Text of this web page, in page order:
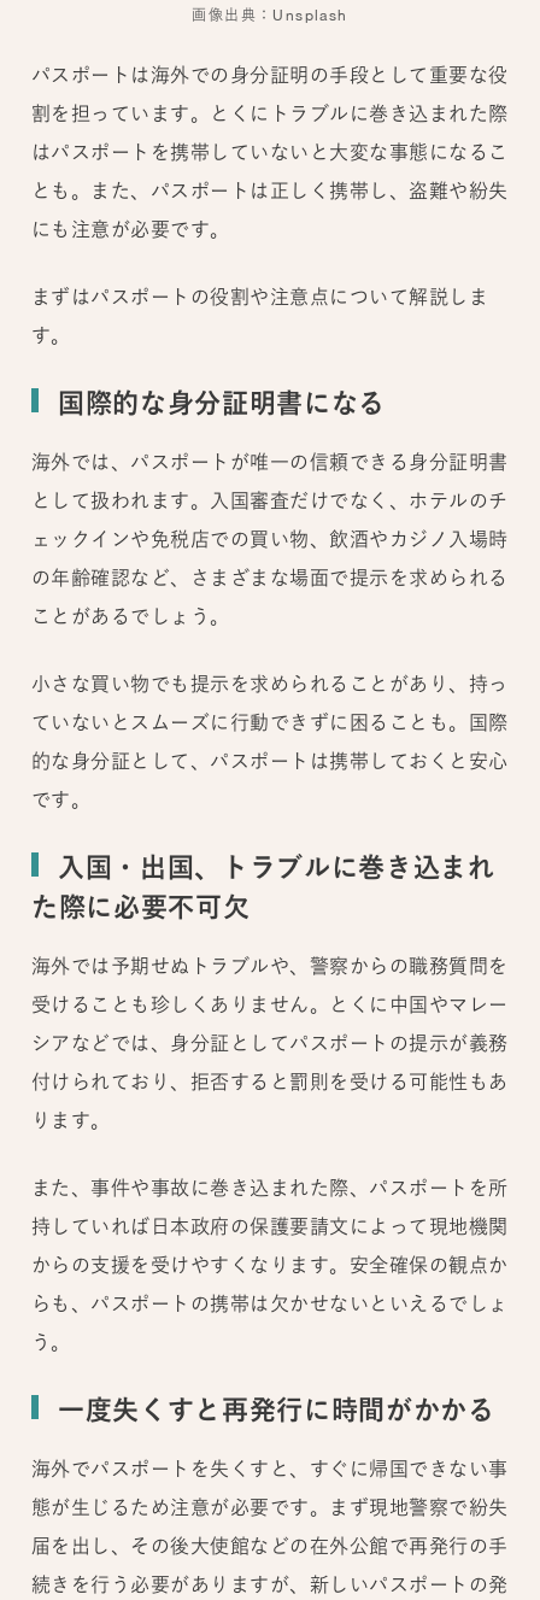
画像出典：Unsplash
パスポートは海外での身分証明の手段として重要な役
割を担っています。とくにトラブルに巻き込まれた際
はパスポートを携帯していないと大変な事態になるこ
とも。また、パスポートは正しく携帯し、盗難や紛失
にも注意が必要です。
まずはパスポートの役割や注意点について解説しま
す。
国際的な身分証明書になる
海外では、パスポートが唯一の信頼できる身分証明書
として扱われます。入国審査だけでなく、ホテルのチ
ェックインや免税店での買い物、飲酒やカジノ入場時
の年齢確認など、さまざまな場面で提示を求められる
ことがあるでしょう。
小さな買い物でも提示を求められることがあり、持っ
ていないとスムーズに行動できずに困ることも。国際
的な身分証として、パスポートは携帯しておくと安心
です。
入国・出国、トラブルに巻き込まれ
た際に必要不可欠
海外では予期せぬトラブルや、警察からの職務質問を
受けることも珍しくありません。とくに中国やマレー
シアなどでは、身分証としてパスポートの提示が義務
付けられており、拒否すると罰則を受ける可能性もあ
ります。
また、事件や事故に巻き込まれた際、パスポートを所
持していれば日本政府の保護要請文によって現地機関
からの支援を受けやすくなります。安全確保の観点か
らも、パスポートの携帯は欠かせないといえるでしょ
う。
一度失くすと再発行に時間がかかる
海外でパスポートを失くすと、すぐに帰国できない事
態が生じるため注意が必要です。まず現地警察で紛失
届を出し、その後大使館などの在外公館で再発行の手
続きを行う必要がありますが、新しいパスポートの発